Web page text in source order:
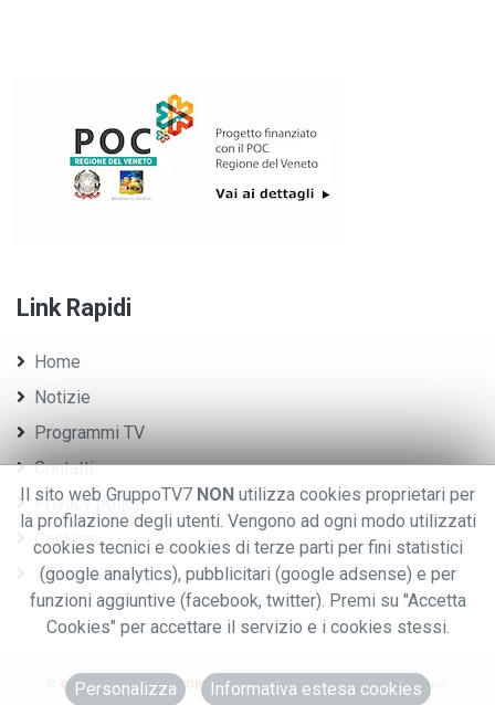
Link Rapidi
Home
Notizie
Programmi TV
Contatti
Privacy policy
Cookies
Whistleblowing
© 2020 GRUPPO EDITORIALE TV7..TUTTI I DIRITTI RISERVATI. - P.iva:
Il sito web GruppoTV7 NON utilizza cookies proprietari per
la profilazione degli utenti. Vengono ad ogni modo utilizzati
cookies tecnici e cookies di terze parti per fini statistici
(google analytics), pubblicitari (google adsense) e per
funzioni aggiuntive (facebook, twitter). Premi su "Accetta
Cookies" per accettare il servizio e i cookies stessi.
Personalizza Informativa estesa cookies